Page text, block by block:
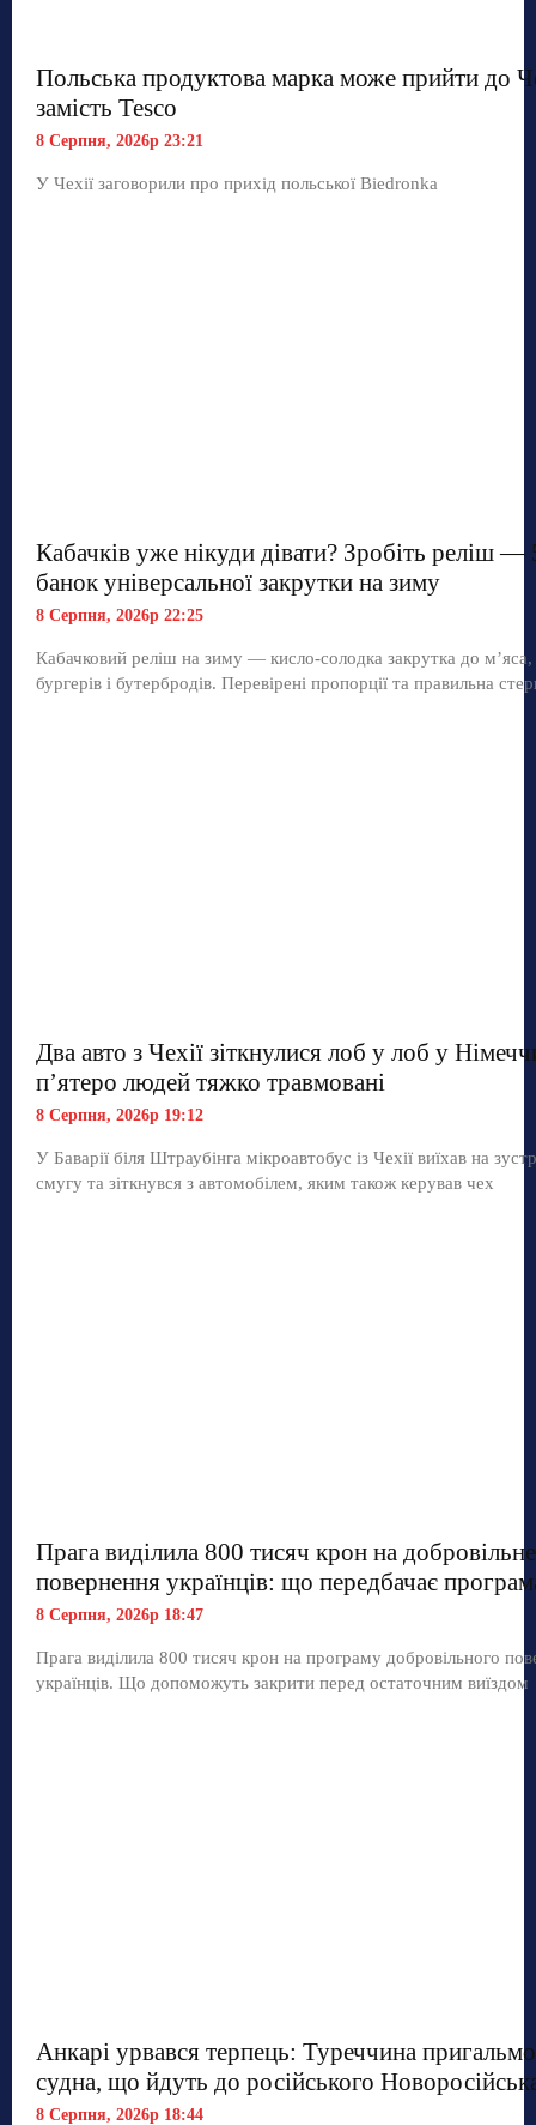
Польська продуктова марка може прийти до
замість Tesco
8 Серпня, 2026р 23:21
У Чехії заговорили про прихід польської Biedronka
Кабачків уже нікуди дівати? Зробіть реліш —
банок універсальної закрутки на зиму
8 Серпня, 2026р 22:25
Кабачковий реліш на зиму — кисло-солодка закрутка до м’яса,
бургерів і бутербродів. Перевірені пропорції та правильна
Два авто з Чехії зіткнулися лоб у лоб у
п’ятеро людей тяжко травмовані
8 Серпня, 2026р 19:12
У Баварії біля Штраубінга мікроавтобус із Чехії виїхав на
смугу та зіткнувся з автомобілем, яким також керував чех
Прага виділила 800 тисяч крон на добровільне
повернення українців: що передбачає
8 Серпня, 2026р 18:47
Прага виділила 800 тисяч крон на програму добровільного
українців. Що допоможуть закрити перед остаточним виїздом
Анкарі урвався терпець: Туреччина
судна, що йдуть до російського
8 Серпня, 2026р 18:44